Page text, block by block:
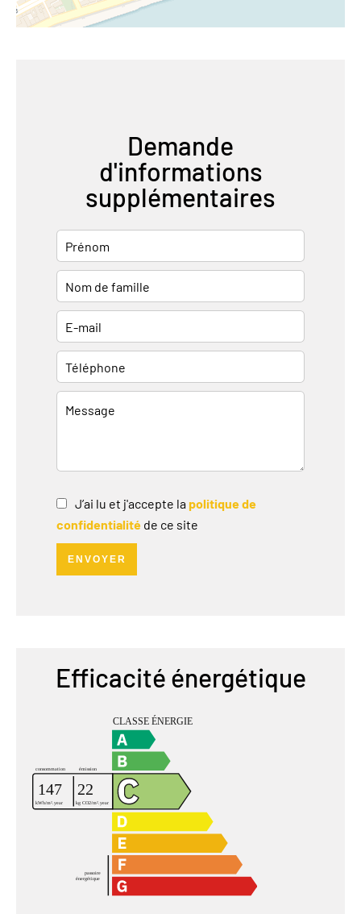
Demande
d'informations
supplémentaires
J’ai lu et j'accepte la politique de
confidentialité de ce site
ENVOYER
Efficacité énergétique